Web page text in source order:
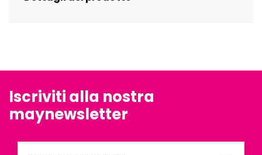
Iscriviti alla nostra
maynewsletter